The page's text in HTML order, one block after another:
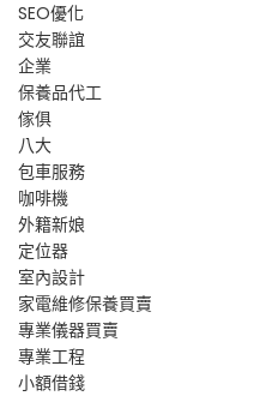
SEO優化
交友聯誼
企業
保養品代工
傢俱
八大
包車服務
咖啡機
外籍新娘
定位器
室內設計
家電維修保養買賣
專業儀器買賣
專業工程
小額借錢